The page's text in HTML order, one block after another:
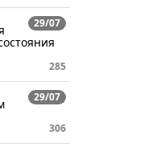
29/07
285
29/07
306